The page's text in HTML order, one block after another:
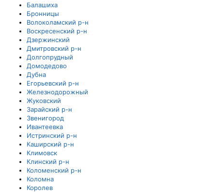
Балашиха
Бронницы
Волоколамский р-н
Воскресенский р-н
Дзержинский
Дмитровский р-н
Долгопрудный
Домодедово
Дубна
Егорьевский р-н
Железнодорожный
Жуковский
Зарайский р-н
Звенигород
Ивантеевка
Истринский р-н
Каширский р-н
Климовск
Клинский р-н
Коломенский р-н
Коломна
Королев